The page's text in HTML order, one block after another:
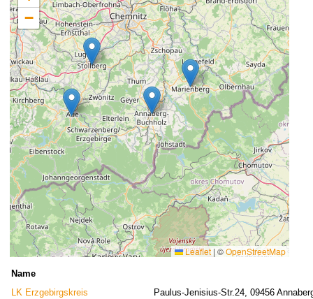
−
Leaflet | ©OpenStreetMap
Name
LK Erzgebirgskreis
Paulus-Jenisius-Str.24, 09456